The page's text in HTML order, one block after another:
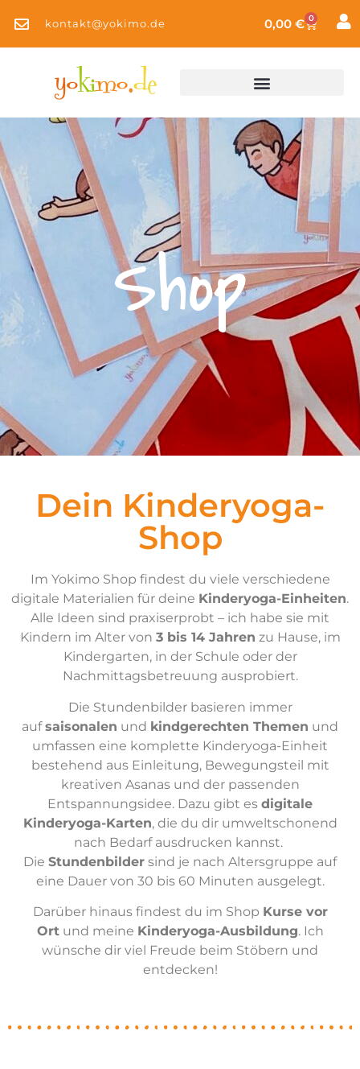
kontakt@yokimo.de 0,00 € 0
Shop
Dein Kinderyoga-
Shop
Im Yokimo Shop findest du viele verschiedene
digitale Materialien für deine Kinderyoga-Einheiten.
Alle Ideen sind praxiserprobt – ich habe sie mit
Kindern im Alter von 3 bis 14 Jahren zu Hause, im
Kindergarten, in der Schule oder der
Nachmittagsbetreuung ausprobiert.
Die Stundenbilder basieren immer
aufsaisonalen und kindgerechten Themen und
umfassen eine komplette Kinderyoga-Einheit
bestehend aus Einleitung, Bewegungsteil mit
kreativen Asanas und der passenden
Entspannungsidee. Dazu gibt es digitale
Kinderyoga-Karten, die du dir umweltschonend
nach Bedarf ausdrucken kannst.
Die Stundenbilder sind je nach Altersgruppe auf
eine Dauer von 30 bis 60 Minuten ausgelegt.
Darüber hinaus findest du im Shop Kurse vor
Ortund meine Kinderyoga-Ausbildung. Ich
wünsche dir viel Freude beim Stöbern und
entdecken!